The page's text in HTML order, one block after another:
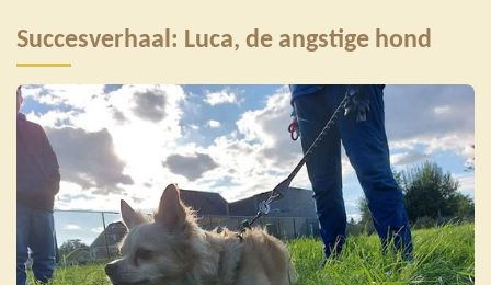
Succesverhaal: Luca, de angstige hond